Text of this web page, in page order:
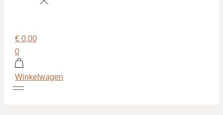
€ 0,00
0
Winkelwagen